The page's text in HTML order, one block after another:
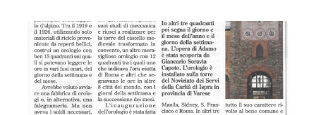
Adamo Marchioni - orologio Ispra